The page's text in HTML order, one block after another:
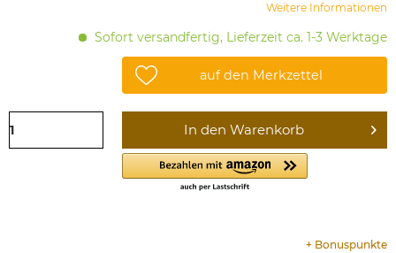
Weitere Informationen
Sofort versandfertig, Lieferzeit ca. 1-3 Werktage
auf den Merkzettel
In den Warenkorb
+ Bonuspunkte